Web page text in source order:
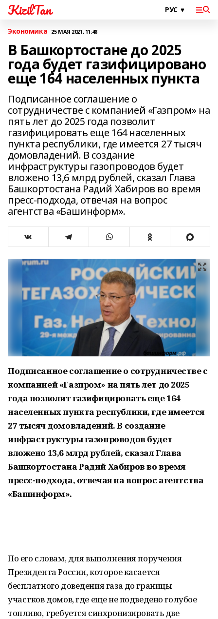
KizilTan
Экономика 25 МАЯ 2021, 11:48
В Башкортостане до 2025
года будет газифицировано
еще 164 населенных пункта
Подписанное соглашение о
сотрудничестве с компанией «Газпром» на
пять лет до 2025 года позволит
газифицировать еще 164 населенных
пункта республики, где имеется 27 тысяч
домовладений. В создание
инфраструктуры газопроводов будет
вложено 13,6 млрд рублей, сказал Глава
Башкортостана Радий Хабиров во время
пресс-подхода, отвечая на вопрос
агентства «Башинформ».
Подписанное соглашение о сотрудничестве с
компанией «Газпром» на пять лет до 2025
года позволит газифицировать еще 164
населенных пункта республики, где имеется
27 тысяч домовладений. В создание
инфраструктуры газопроводов будет
вложено 13,6 млрд рублей, сказал Глава
Башкортостана Радий Хабиров во время
пресс-подхода, отвечая на вопрос агентства
«Башинформ».
По его словам, для выполнения поручения
Президента России, которое касается
бесплатного доведения газа до границы
участков домов, где еще не подведено голубое
топливо, требуется синхронизировать две